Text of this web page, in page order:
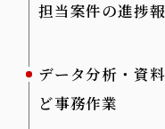
担当案件の進捗
データ分析・資
ど事務作業